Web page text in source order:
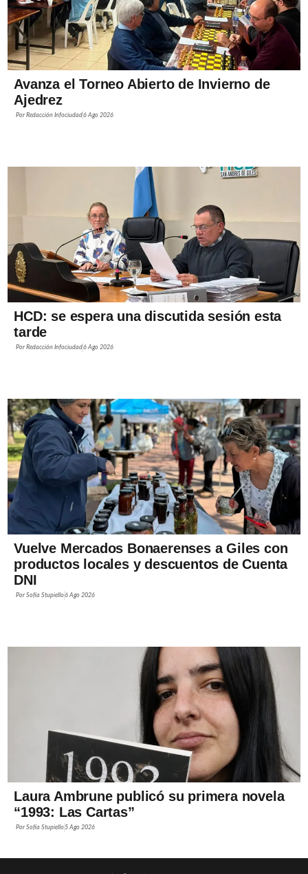
Avanza el Torneo Abierto de Invierno de
Ajedrez
PorRedacción Infociudad6 Ago 2026
HCD: se espera una discutida sesión esta
tarde
PorRedacción Infociudad6 Ago 2026
Vuelve Mercados Bonaerenses a Giles con
productos locales y descuentos de Cuenta
DNI
PorSofía Stupiello6 Ago 2026
Laura Ambrune publicó su primera novela
“1993: Las Cartas”
PorSofía Stupiello5 Ago 2026